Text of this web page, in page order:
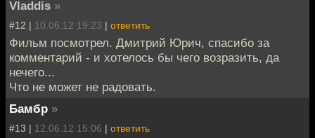
Vladdis »
#12 | 10.06.12 19:23 | ответить
Фильм посмотрел. Дмитрий Юрич, спасибо за
комментарий - и хотелось бы чего возразить, да
нечего...
Что не может не радовать.
Бамбр »
#13 | 12.06.12 15:06 | ответить